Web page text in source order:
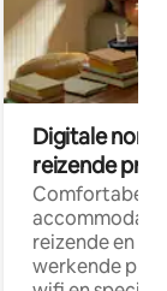
Digitale
reizende
Comfortabele
reizende en
werkende